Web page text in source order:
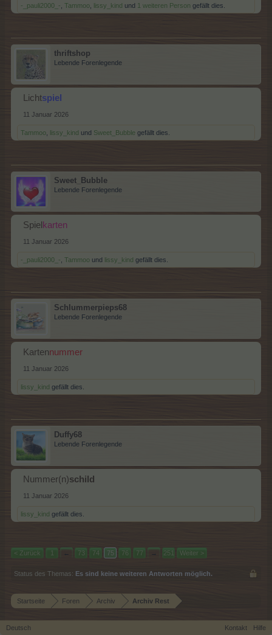
-_pauli2000_- Tammoo lissy_kind und 1 weiteren Person gefällt dies.
thriftshop
Lebende Forenlegende
Lichtspiel
11 Januar 2026
Tammoo lissy_kind und Sweet_Bubble gefällt dies.
Sweet_Bubble
Lebende Forenlegende
Spiel karten
11 Januar 2026
-_pauli2000_- Tammoo und lissy_kind gefällt dies.
Schlummerpieps68
Lebende Forenlegende
Kartennummer
11 Januar 2026
lissy_kind gefällt dies.
Duffy68
Lebende Forenlegende
Nummer(n)schild
11 Januar 2026
lissy_kind gefällt dies.
< Zurück 1 ← 73 74 75 76 77 → 251 Weiter >
Status des Themas: Es sind keine weiteren Antworten möglich.
Startseite Foren Archiv Archiv Rest
Deutsch Kontakt Hilfe